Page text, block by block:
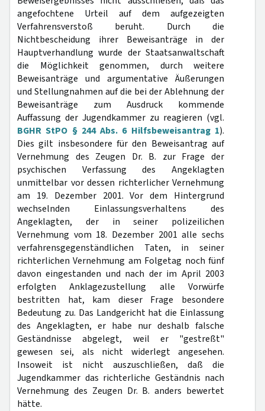
angefochtene Urteil auf dem aufgezeigten
Verfahrensverstoß beruht. Durch die
Nichtbescheidung ihrer Beweisanträge in der
Hauptverhandlung wurde der Staatsanwaltschaft
die Möglichkeit genommen, durch weitere
Beweisanträge und argumentative Äußerungen
und Stellungnahmen auf die bei der Ablehnung der
Beweisanträge zum Ausdruck kommende
Auffassung der Jugendkammer zu reagieren (vgl.
BGHR StPO § 244 Abs. 6 Hilfsbeweisantrag 1).
Dies gilt insbesondere für den Beweisantrag auf
Vernehmung des Zeugen Dr. B. zur Frage der
psychischen Verfassung des Angeklagten
unmittelbar vor dessen richterlicher Vernehmung
am 19. Dezember 2001. Vor dem Hintergrund
wechselnden Einlassungsverhaltens des
Angeklagten, der in seiner polizeilichen
Vernehmung vom 18. Dezember 2001 alle sechs
verfahrensgegenständlichen Taten, in seiner
richterlichen Vernehmung am Folgetag noch fünf
davon eingestanden und nach der im April 2003
erfolgten Anklagezustellung alle Vorwürfe
bestritten hat, kam dieser Frage besondere
Bedeutung zu. Das Landgericht hat die Einlassung
des Angeklagten, er habe nur deshalb falsche
Geständnisse abgelegt, weil er "gestreßt"
gewesen sei, als nicht widerlegt angesehen.
Insoweit ist nicht auszuschließen, daß die
Jugendkammer das richterliche Geständnis nach
Vernehmung des Zeugen Dr. B. anders bewertet
hätte.